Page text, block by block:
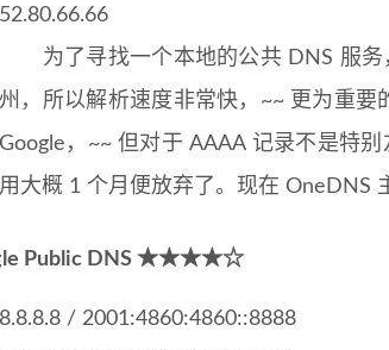
52.80.66.66
为了寻找一个本地的公共 DNS 服务
州，所以解析速度非常快，~~ 更为重要
Google，~~ 但对于 AAAA 记录不是特
用大概 1 个月便放弃了。现在 OneDNS
Public DNS ★★★★☆
8.8.8.8 / 2001:4860:4860::8888